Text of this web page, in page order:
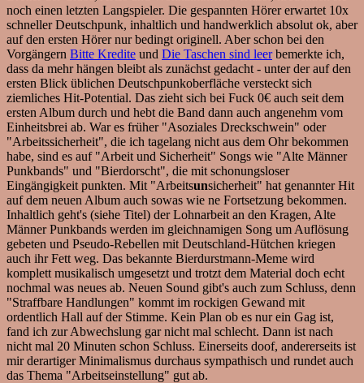
noch einen letzten Langspieler. Die gespannten Hörer erwartet 10x
schneller Deutschpunk, inhaltlich und handwerklich absolut ok, aber
auf den ersten Hörer nur bedingt originell. Aber schon bei den
Vorgängern Bitte Kredite und Die Taschen sind leerbemerkte ich,
dass da mehr hängen bleibt als zunächst gedacht - unter der auf den
ersten Blick üblichen Deutschpunkoberfläche versteckt sich
ziemliches Hit-Potential. Das zieht sich bei Fuck 0€ auch seit dem
ersten Album durch und hebt die Band dann auch angenehm vom
Einheitsbrei ab. War es früher "Asoziales Dreckschwein" oder
"Arbeitssicherheit", die ich tagelang nicht aus dem Ohr bekommen
habe, sind es auf "Arbeit und Sicherheit" Songs wie "Alte Männer
Punkbands" und "Bierdorscht", die mit schonungsloser
Eingängigkeit punkten. Mit "Arbeitsunsicherheit" hat genannter Hit
auf dem neuen Album auch sowas wie ne Fortsetzung bekommen.
Inhaltlich geht's (siehe Titel) der Lohnarbeit an den Kragen, Alte
Männer Punkbands werden im gleichnamigen Song um Auflösung
gebeten und Pseudo-Rebellen mit Deutschland-Hütchen kriegen
auch ihr Fett weg. Das bekannte Bierdurstmann-Meme wird
komplett musikalisch umgesetzt und trotzt dem Material doch echt
nochmal was neues ab. Neuen Sound gibt's auch zum Schluss, denn
"Straffbare Handlungen" kommt im rockigen Gewand mit
ordentlich Hall auf der Stimme. Kein Plan ob es nur ein Gag ist,
fand ich zur Abwechslung gar nicht mal schlecht. Dann ist nach
nicht mal 20 Minuten schon Schluss. Einerseits doof, andererseits ist
mir derartiger Minimalismus durchaus sympathisch und rundet auch
das Thema "Arbeitseinstellung" gut ab.